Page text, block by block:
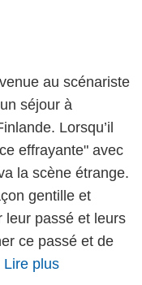
au scénariste
séjour à
Lorsqu’il
effrayante" avec
la scène étrange.
gentille et
leur passé et leurs
ce passé et de
Lire plus